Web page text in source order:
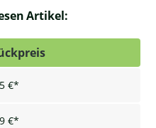
Artikel:
€*
€*